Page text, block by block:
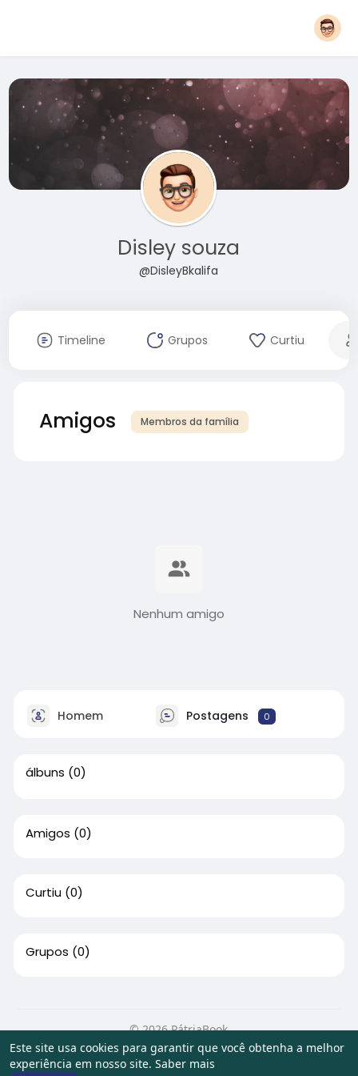
Este site usa cookies para garantir que você obtenha a melhor
experiência em nosso site. Saber mais
Disley souza
@DisleyBkalifa
Timeline Grupos Curtiu
Amigos Membros da família
Nenhum amigo
Homem Postagens 0
álbuns (0)
Amigos (0)
Curtiu (0)
Grupos (0)
© 2026 PátriaBook
Início
Sobre Contato Privacidade
Termos de Uso
Artigos